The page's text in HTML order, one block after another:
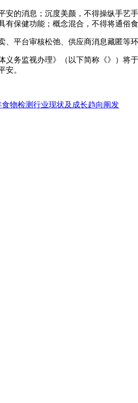
消息；沉度美颜，不得操纵手艺
保健功能；概念混合，不得将通俗
台审核松弛、供应商消息藏匿等环
监视办理》（以下简称《》）将
安。
食物检测行业现状及成长趋向阐发